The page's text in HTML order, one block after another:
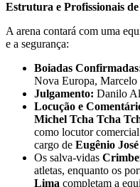
Estrutura e Profissionais
A arena contará com uma
e a segurança:
Boiadas
Nova Europa,
Julgamento: Danilo
Locução e
Michel Tcha Tcha
como locutor
cargo de Eugênio José
Os salva-vidas
atletas, enquanto os
Lima completam a